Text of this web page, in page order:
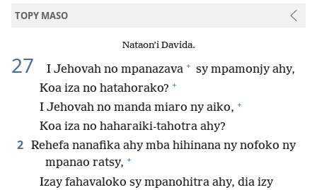
TOPY MASO
Nataon’i Davida.
27 I Jehovah no mpanazava + sy mpamonjy ahy,
Koa iza no hatahorako? +
I Jehovah no manda miaro ny aiko, +
Koa iza no haharaiki-tahotra ahy?
2 Rehefa nanafika ahy mba hihinana ny nofoko ny
mpanao ratsy, +
Izay fahavaloko sy mpanohitra ahy, dia izy